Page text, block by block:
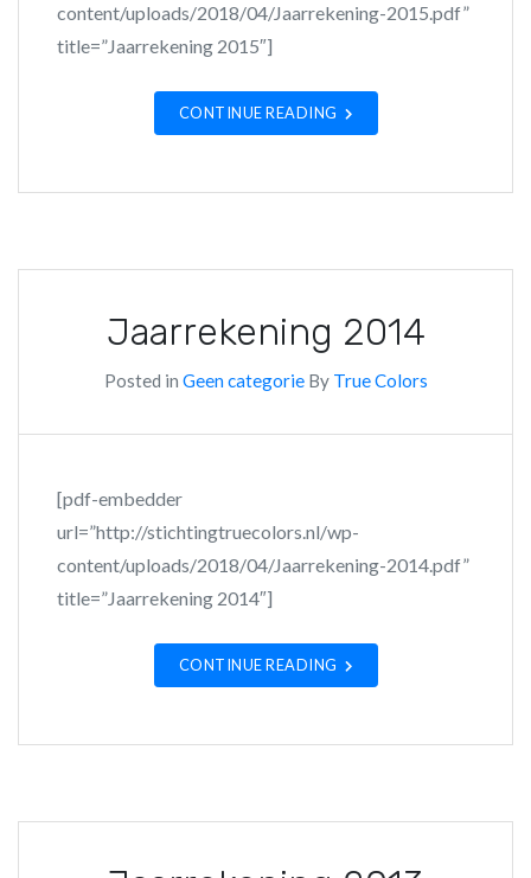
content/uploads/2018/04/Jaarrekening-2015.pdf”
title=”Jaarrekening 2015″]
CONTINUE READING
Jaarrekening 2014
Posted in Geen categorieBy True Colors
[pdf-embedder
url=”http://stichtingtruecolors.nl/wp-
content/uploads/2018/04/Jaarrekening-2014.pdf”
title=”Jaarrekening 2014″]
CONTINUE READING